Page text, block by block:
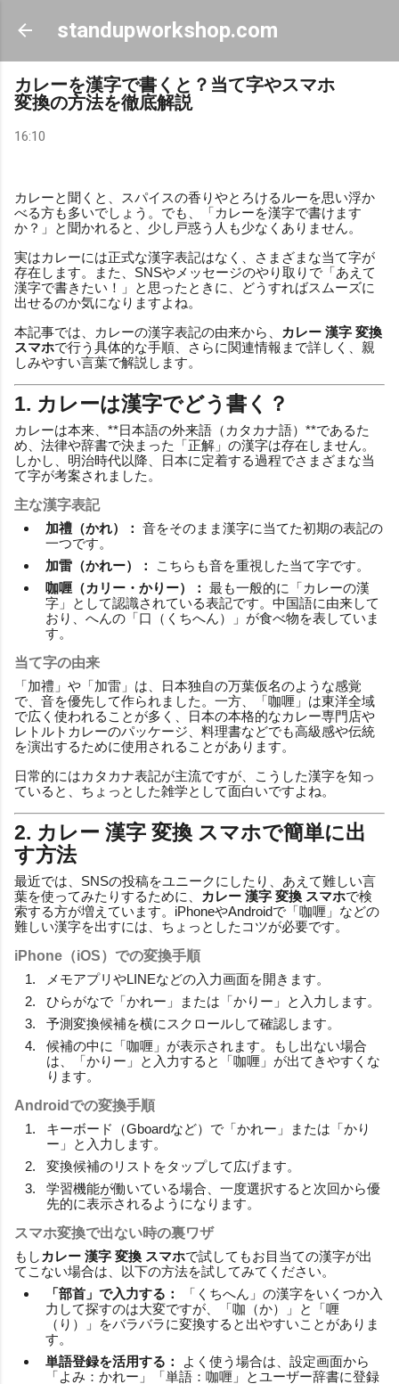
スキップしてメイン コンテンツに移動
standupworkshop.com
カレーを漢字で書くと？当て字やスマホ
変換の方法を徹底解説
16:10
カレーと聞くと、スパイスの香りやとろけるルーを思い浮か
べる方も多いでしょう。でも、「カレーを漢字で書けます
か？」と聞かれると、少し戸惑う人も少なくありません。
実はカレーには正式な漢字表記はなく、さまざまな当て字が
存在します。また、SNSやメッセージのやり取りで「あえて
漢字で書きたい！」と思ったときに、どうすればスムーズに
出せるのか気になりますよね。
本記事では、カレーの漢字表記の由来から、
カレー 漢字 変換
スマホで行う具体的な手順、さらに関連情報まで詳しく、親
しみやすい言葉で解説します。
1. カレーは漢字でどう書く？
カレーは本来、**日本語の外来語（カタカナ語）**であるた
め、法律や辞書で決まった「正解」の漢字は存在しません。
しかし、明治時代以降、日本に定着する過程でさまざまな当
て字が考案されました。
主な漢字表記
加禮（かれ）： 音をそのまま漢字に当てた初期の表記の
一つです。
加雷（かれー）：
こちらも音を重視した当て字です。
咖喱（カリー・かりー）： 最も一般的に「カレーの漢
字」として認識されている表記です。中国語に由来して
おり、へんの「口（くちへん）」が食べ物を表していま
す。
当て字の由来
「加禮」や「加雷」は、日本独自の万葉仮名のような感覚
で、音を優先して作られました。一方、「咖喱」は東洋全域
で広く使われることが多く、日本の本格的なカレー専門店や
レトルトカレーのパッケージ、料理書などでも高級感や伝統
を演出するために使用されることがあります。
日常的にはカタカナ表記が主流ですが、こうした漢字を知っ
ていると、ちょっとした雑学として面白いですよね。
2. カレー 漢字 変換 スマホで簡単に出
す方法
最近では、SNSの投稿をユニークにしたり、あえて難しい言
葉を使ってみたりするために、
カレー 漢字 変換 スマホで検
索する方が増えています。iPhoneやAndroidで「咖喱」などの
難しい漢字を出すには、ちょっとしたコツが必要です。
iPhone（iOS）での変換手順
メモアプリやLINEなどの入力画面を開きます。
ひらがなで「かれー」または「かりー」と入力します。
予測変換候補を横にスクロールして確認します。
候補の中に「咖喱」が表示されます。もし出ない場合
は、「かりー」と入力すると「咖喱」が出てきやすくな
ります。
Androidでの変換手順
キーボード（Gboardなど）で「かれー」または「かり
ー」と入力します。
変換候補のリストをタップして広げます。
学習機能が働いている場合、一度選択すると次回から優
先的に表示されるようになります。
スマホ変換で出ない時の裏ワザ
もし カレー 漢字 変換 スマホで試してもお目当ての漢字が出
てこない場合は、以下の方法を試してみてください。
「部首」で入力する：
「くちへん」の漢字をいくつか入
力して探すのは大変ですが、「咖（か）」と「喱
（り）」をバラバラに変換すると出やすいことがありま
す。
単語登録を活用する：
よく使う場合は、設定画面から
「よみ：かれー」「単語：咖喱」とユーザー辞書に登録